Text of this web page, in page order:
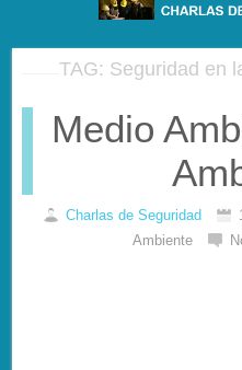
TAG: Seguridad en
Medio
Charlas de Seguridad
Ambiente